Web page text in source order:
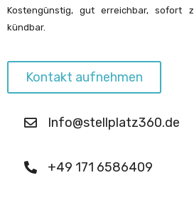
Kostengünstig, gut erreichbar, sofort
kündbar.
Kontakt aufnehmen
Info@stellplatz360.de
+49 171 6586409